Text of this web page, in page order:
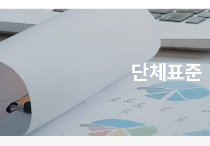
단체표준